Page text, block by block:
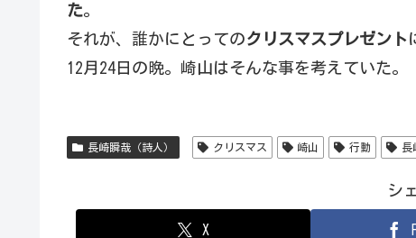
た。
それが、誰かにとってのクリスマスプレゼント
12月24日の晩。崎山はそんな事を考えていた。
長崎瞬哉（詩人） クリスマス 崎山 行動 長
シ
X